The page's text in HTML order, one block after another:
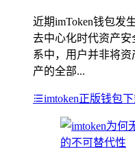
近期imToken钱包发
去中心化时代资产
系中，用户并非将
产的全部...
imtoken正版钱包